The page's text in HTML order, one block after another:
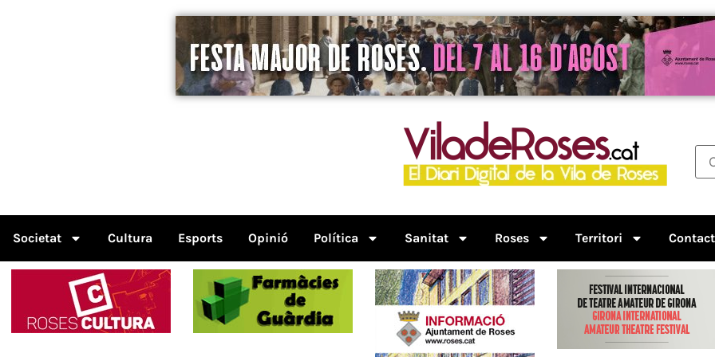
Societat Cultura Esports Opinió Política Sanitat Roses Territori